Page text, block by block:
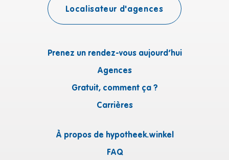
Prenez un rendez-vous aujourd’hui
Agences
Gratuit, comment ça ?
Carrières
À propos de hypotheek.winkel
FAQ
Localisateur d'agences